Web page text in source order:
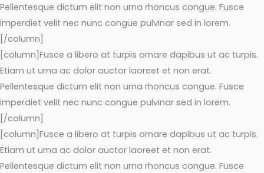
Pellentesque dictum elit non urna rhoncus congue. Fusce
imperdiet velit nec nunc congue pulvinar sed in lorem.
[/column]
[column]Fusce a libero at turpis ornare dapibus ut ac turpis.
Etiam ut urna ac dolor auctor laoreet et non erat.
Pellentesque dictum elit non urna rhoncus congue. Fusce
imperdiet velit nec nunc congue pulvinar sed in lorem.
[/column]
[column]Fusce a libero at turpis ornare dapibus ut ac turpis.
Etiam ut urna ac dolor auctor laoreet et non erat.
Pellentesque dictum elit non urna rhoncus congue. Fusce